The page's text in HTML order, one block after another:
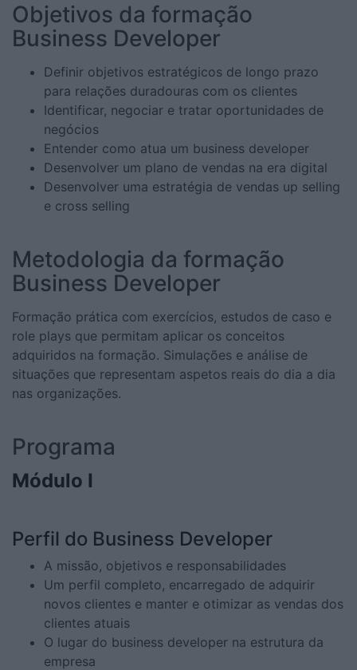
Objetivos da formação
Business Developer
Definir objetivos estratégicos de longo prazo
para relações duradouras com os clientes
Identificar, negociar e tratar oportunidades de
negócios
Entender como atua um business developer
Desenvolver um plano de vendas na era digital
Desenvolver uma estratégia de vendas up selling
e cross selling
Metodologia da formação
Business Developer
Formação prática com exercícios, estudos de caso e
role plays que permitam aplicar os conceitos
adquiridos na formação. Simulações e análise de
situações que representam aspetos reais do dia a dia
nas organizações.
Programa
Módulo I
Perfil do Business Developer
A missão, objetivos e responsabilidades
Um perfil completo, encarregado de adquirir
novos clientes e manter e otimizar as vendas dos
clientes atuais
O lugar do business developer na estrutura da
empresa